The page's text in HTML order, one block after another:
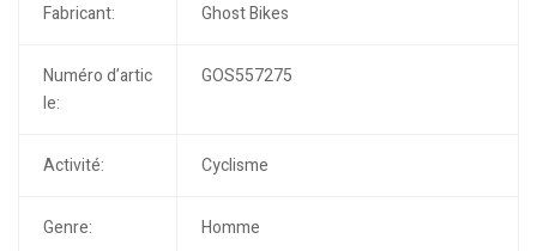
Fabricant: Ghost Bikes
Numéro d’artic
le:
GOS557275
Activité: Cyclisme
Genre: Homme